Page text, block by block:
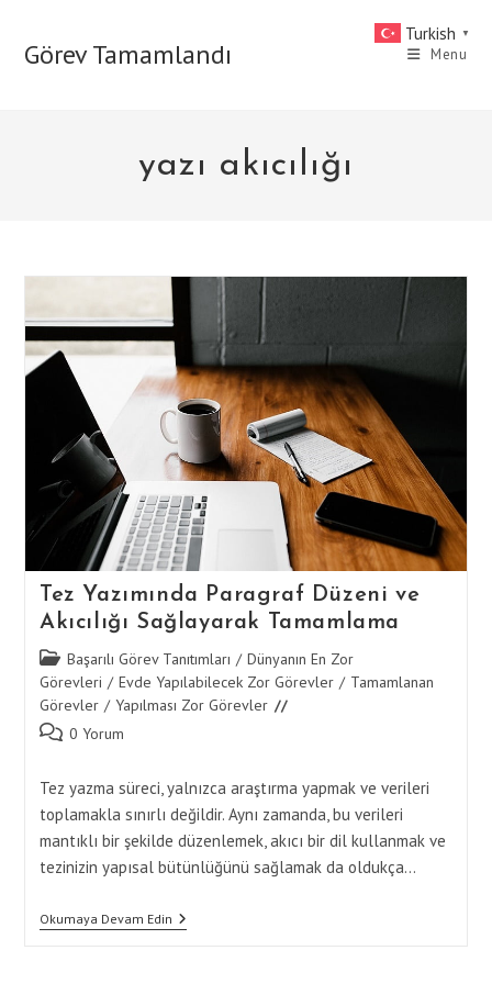
contentGörev Tamamlandı Menu
yazı akıcılığı
Tez Yazımında Paragraf Düzeni ve
Akıcılığı Sağlayarak Tamamlama
Post
category:
Başarılı Görev Tanıtımları / Dünyanın En Zor
Görevleri / Evde Yapılabilecek Zor Görevler / Tamamlanan
Görevler / Yapılması Zor Görevler
Post 0 Yorum
Tez yazma süreci, yalnızca araştırma yapmak ve verileri
toplamakla sınırlı değildir. Aynı zamanda, bu verileri
mantıklı bir şekilde düzenlemek, akıcı bir dil kullanmak ve
tezinizin yapısal bütünlüğünü sağlamak da oldukça…
Okumaya Devam EdinTez
Yazımında
Turkish ▼